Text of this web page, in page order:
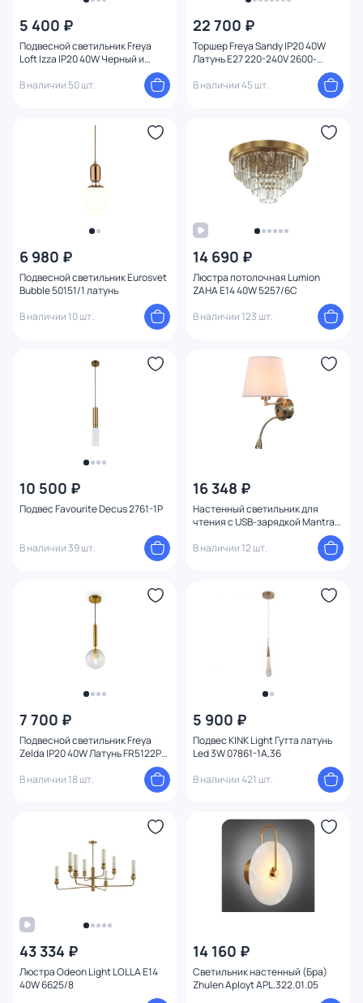
5 400 ₽
Подвесной светильник Freya
Loft Izza IP20 40W Черный и
В наличии 50 шт.
22 700 ₽
Торшер Freya Sandy IP20 40W
Латунь E27 220-240V 2600-
В наличии 45 шт.
6 980 ₽
Подвесной светильник Eurosvet
Bubble 50151/1 латунь
В наличии 10 шт.
14 690 ₽
Люстра потолочная Lumion
ZAHA E14 40W 5257/6C
В наличии 123 шт.
10 500 ₽
Подвес Favourite Decus 2761-1P
В наличии 39 шт.
16 348 ₽
Настенный светильник для
чтения с USB-зарядкой Mantra
В наличии 12 шт.
7 700 ₽
Подвесной светильник Freya
Zelda IP20 40W Латунь FR5122PL-
В наличии 18 шт.
5 900 ₽
Подвес KINK Light Гутта латунь
Led 3W 07861-1A,36
В наличии 421 шт.
43 334 ₽
Люстра Odeon Light LOLLA E14
40W 6625/8
14 160 ₽
Светильник настенный (Бра)
Zhulen Aployt APL.322.01.05